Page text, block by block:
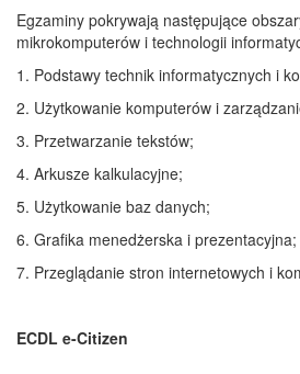
Egzaminy pokrywają następujące
mikrokomputerów i technologii
1. Podstawy technik informatycznych i
2. Użytkowanie komputerów i
3. Przetwarzanie tekstów;
4. Arkusze kalkulacyjne;
5. Użytkowanie baz danych;
6. Grafika menedżerska i prezentacyjna;
7. Przeglądanie stron internetowych i
ECDL e-Citizen